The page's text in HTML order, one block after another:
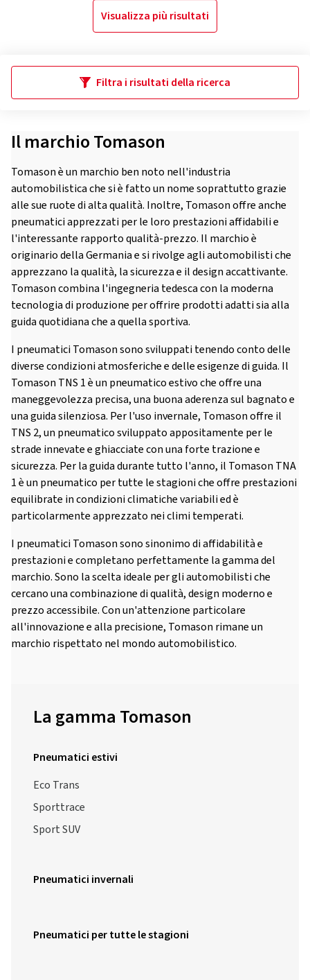
Visualizza più risultati
Filtra i risultati della ricerca
Il marchio Tomason
Tomason è un marchio ben noto nell'industria
automobilistica che si è fatto un nome soprattutto grazie
alle sue ruote di alta qualità. Inoltre, Tomason offre anche
pneumatici apprezzati per le loro prestazioni affidabili e
l'interessante rapporto qualità-prezzo. Il marchio è
originario della Germania e si rivolge agli automobilisti che
apprezzano la qualità, la sicurezza e il design accattivante.
Tomason combina l'ingegneria tedesca con la moderna
tecnologia di produzione per offrire prodotti adatti sia alla
guida quotidiana che a quella sportiva.
I pneumatici Tomason sono sviluppati tenendo conto delle
diverse condizioni atmosferiche e delle esigenze di guida. Il
Tomason TNS 1 è un pneumatico estivo che offre una
maneggevolezza precisa, una buona aderenza sul bagnato e
una guida silenziosa. Per l'uso invernale, Tomason offre il
TNS 2, un pneumatico sviluppato appositamente per le
strade innevate e ghiacciate con una forte trazione e
sicurezza. Per la guida durante tutto l'anno, il Tomason TNA
1 è un pneumatico per tutte le stagioni che offre prestazioni
equilibrate in condizioni climatiche variabili ed è
particolarmente apprezzato nei climi temperati.
I pneumatici Tomason sono sinonimo di affidabilità e
prestazioni e completano perfettamente la gamma del
marchio. Sono la scelta ideale per gli automobilisti che
cercano una combinazione di qualità, design moderno e
prezzo accessibile. Con un'attenzione particolare
all'innovazione e alla precisione, Tomason rimane un
marchio rispettato nel mondo automobilistico.
La gamma Tomason
Pneumatici estivi
Eco Trans
Sporttrace
Sport SUV
Pneumatici invernali
Pneumatici per tutte le stagioni